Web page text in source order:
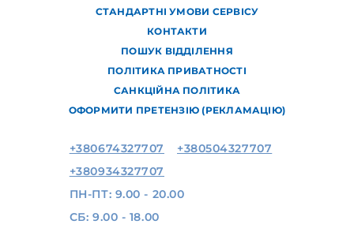
СТАНДАРТНІ УМОВИ СЕРВІСУ
КОНТАКТИ
ПОШУК ВІДДІЛЕННЯ
ПОЛІТИКА ПРИВАТНОСТІ
САНКЦІЙНА ПОЛІТИКА
ОФОРМИТИ ПРЕТЕНЗІЮ (РЕКЛАМАЦІЮ)
+380674327707
+380504327707
+380934327707
ПН-ПТ: 9.00 - 20.00
СБ: 9.00 - 18.00